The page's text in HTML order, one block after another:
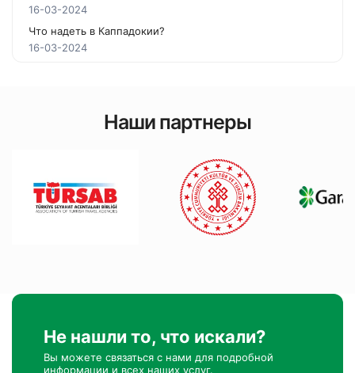
16-03-2024
Что надеть в Каппадокии?
16-03-2024
Наши партнеры
Не нашли то, что искали?
Вы можете связаться с нами для подробной
информации и всех наших услуг.